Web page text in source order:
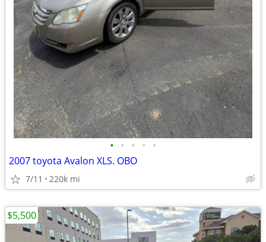
• • • • •
2007 toyota Avalon XLS. OBO
7/11 220k mi
$5,500